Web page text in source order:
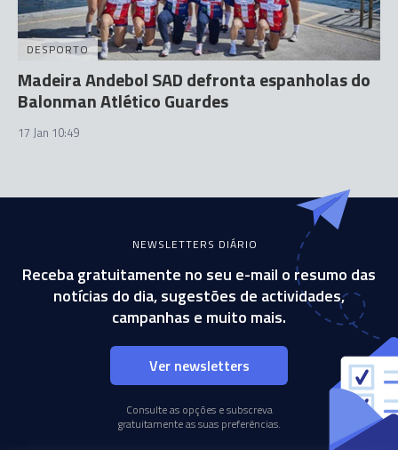
DESPORTO
Madeira Andebol SAD defronta espanholas do
Balonman Atlético Guardes
17 Jan 10:49
NEWSLETTERS DIÁRIO
Receba gratuitamente no seu e-mail o resumo das
notícias do dia, sugestões de actividades,
campanhas e muito mais.
Ver newsletters
Consulte as opções e subscreva
gratuitamente as suas preferências.